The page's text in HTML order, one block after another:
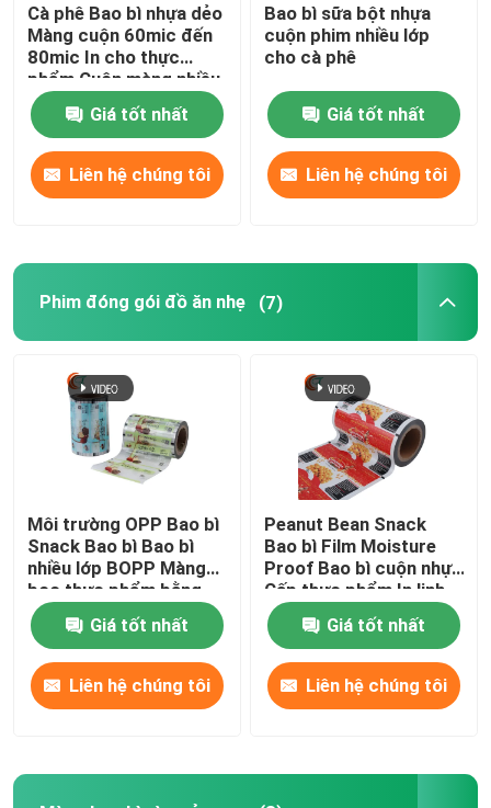
Cà phê Bao bì nhựa dẻo
Màng cuộn 60mic đến
80mic In cho thực
phẩm Cuộn màng nhiều
lớp tùy chỉnh
Giá tốt nhất
Liên hệ chúng tôi
Bao bì sữa bột nhựa
cuộn phim nhiều lớp
cho cà phê
Giá tốt nhất
Liên hệ chúng tôi
Phim đóng gói đồ ăn nhẹ (7)
Môi trường OPP Bao bì
Snack Bao bì Bao bì
nhiều lớp BOPP Màng
bọc thực phẩm bằng
nhựa
Giá tốt nhất
Liên hệ chúng tôi
Peanut Bean Snack
Bao bì Film Moisture
Proof Bao bì cuộn nhựa
Cấp thực phẩm In linh
hoạt
Giá tốt nhất
Liên hệ chúng tôi